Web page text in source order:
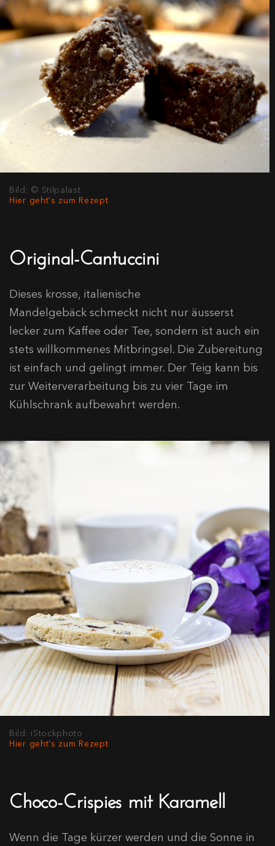
Bild: © Stilpalast
Hier geht's zum Rezept
Original-Cantuccini
Dieses krosse, italienische
Mandelgebäck schmeckt nicht nur äusserst
lecker zum Kaffee oder Tee, sondern ist auch ein
stets willkommenes Mitbringsel. Die Zubereitung
ist einfach und gelingt immer. Der Teig kann bis
zur Weiterverarbeitung bis zu vier Tage im
Kühlschrank aufbewahrt werden.
Bild: iStockphoto
Hier geht's zum Rezept
Choco-Crispies mit Karamell
Wenn die Tage kürzer werden und die Sonne in